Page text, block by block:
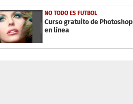
NO TODO ES FUTBOL
Curso gratuito de Photoshop
en línea